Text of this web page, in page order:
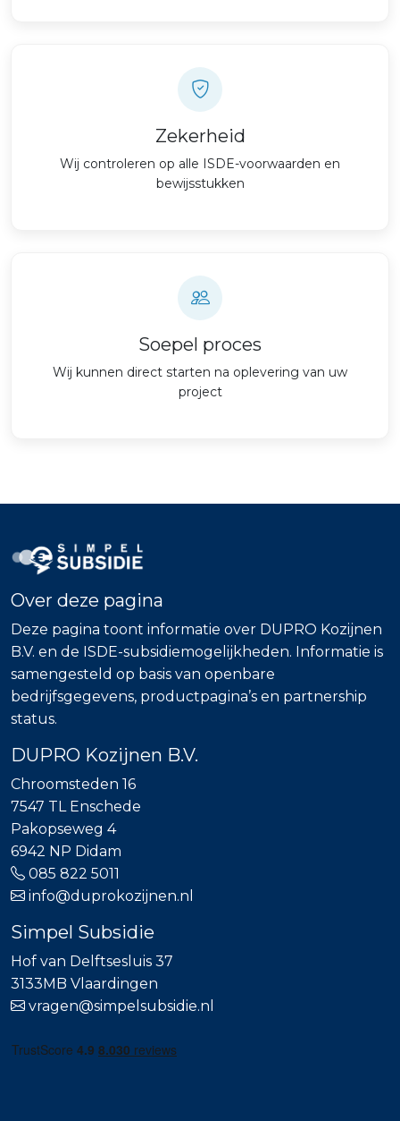
Zekerheid
Wij controleren op alle ISDE-voorwaarden en
bewijsstukken
Soepel proces
Wij kunnen direct starten na oplevering van uw
project
Over deze pagina
Deze pagina toont informatie over DUPRO Kozijnen
B.V. en de ISDE-subsidiemogelijkheden. Informatie is
samengesteld op basis van openbare
bedrijfsgegevens, productpagina’s en partnership
status.
DUPRO Kozijnen B.V.
Chroomsteden 16
7547 TL Enschede
Pakopseweg 4
6942 NP Didam
085 822 5011
info@duprokozijnen.nl
Simpel Subsidie
Hof van Delftsesluis 37
3133MB Vlaardingen
vragen@simpelsubsidie.nl